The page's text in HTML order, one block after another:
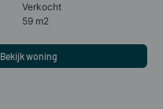
Verkocht
59 m2
Bekijk woning